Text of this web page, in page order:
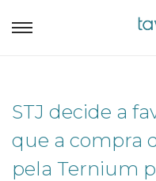
STJ decide a
que a compra
pela Ternium